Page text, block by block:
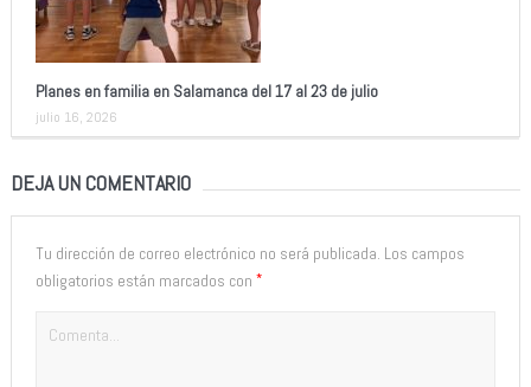
Planes en familia en Salamanca del 17 al 23 de julio
julio 16, 2026
DEJA UN COMENTARIO
Tu dirección de correo electrónico no será publicada. Los campos
obligatorios están marcados con *